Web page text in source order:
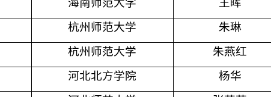
海南师范大学
王晖
杭州师范大学
朱琳
杭州师范大学
朱燕红
河北北方学院
杨华